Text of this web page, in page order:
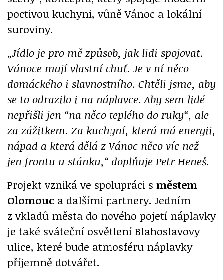
poctivou kuchyni, vůně Vánoc a lokální
suroviny.
„Jídlo je pro mě způsob, jak lidi spojovat.
Vánoce mají vlastní chuť. Je v ní něco
domáckého i slavnostního. Chtěli jsme, aby
se to odrazilo i na náplavce. Aby sem lidé
nepřišli jen “na něco teplého do ruky“, ale
za zážitkem. Za kuchyní, která má energii,
nápad a která dělá z Vánoc něco víc než
jen frontu u stánku,“ doplňuje Petr Heneš.
Projekt vzniká ve spolupráci s městem
Olomouc a dalšími partnery. Jedním
z vkladů města do nového pojetí náplavky
je také sváteční osvětlení Blahoslavovy
ulice, které bude atmosféru náplavky
příjemně dotvářet.